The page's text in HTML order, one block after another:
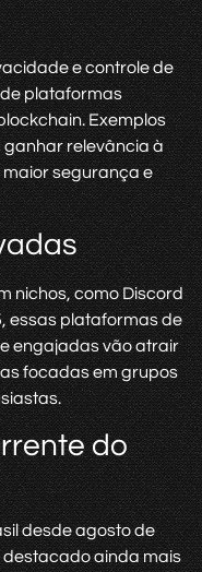
e controle de
plataformas
Exemplos
ganhar relevância à
segurança e
nichos, como Discord
essas plataformas de
engajadas vão atrair
focadas em grupos
do
desde agosto de
destacado ainda mais